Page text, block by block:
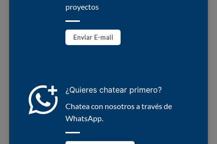
proyectos
Enviar E-mail
¿Quieres chatear primero?
Chatea con nosotros a través de
WhatsApp.